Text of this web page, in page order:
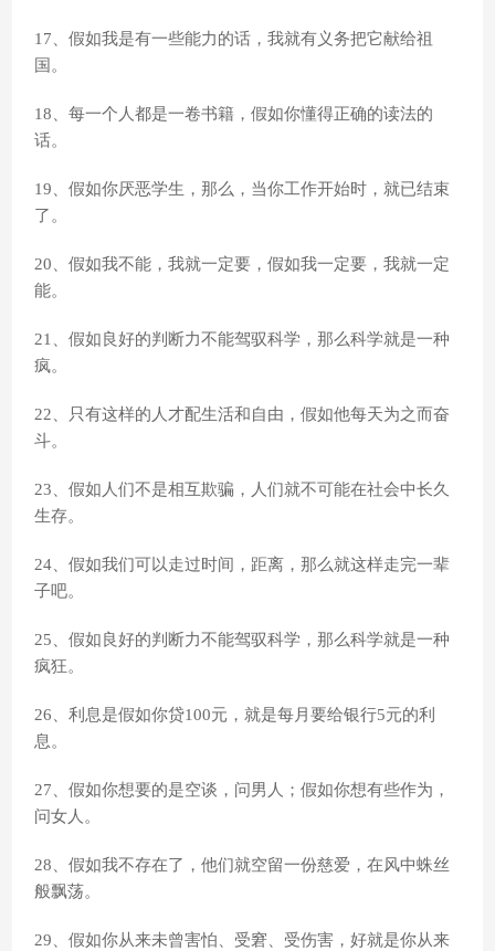
17、假如我是有一些能力的话，我就有义务把它献给祖
国。
18、每一个人都是一卷书籍，假如你懂得正确的读法的
话。
19、假如你厌恶学生，那么，当你工作开始时，就已结束
了。
20、假如我不能，我就一定要，假如我一定要，我就一定
能。
21、假如良好的判断力不能驾驭科学，那么科学就是一种
疯。
22、只有这样的人才配生活和自由，假如他每天为之而奋
斗。
23、假如人们不是相互欺骗，人们就不可能在社会中长久
生存。
24、假如我们可以走过时间，距离，那么就这样走完一辈
子吧。
25、假如良好的判断力不能驾驭科学，那么科学就是一种
疯狂。
26、利息是假如你贷100元，就是每月要给银行5元的利
息。
27、假如你想要的是空谈，问男人；假如你想有些作为，
问女人。
28、假如我不存在了，他们就空留一份慈爱，在风中蛛丝
般飘荡。
29、假如你从来未曾害怕、受窘、受伤害，好就是你从来